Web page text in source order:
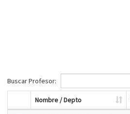
Buscar Profesor:
Nombre / Depto